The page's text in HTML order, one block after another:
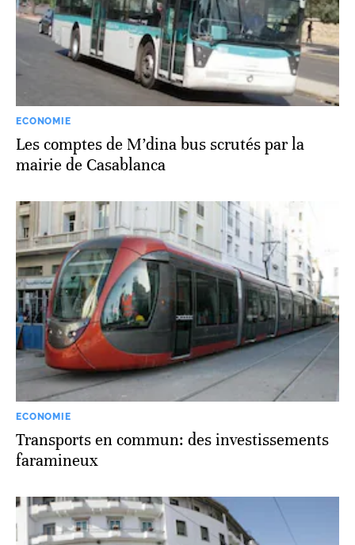
ECONOMIE
Les comptes de M’dina bus scrutés par la
mairie de Casablanca
ECONOMIE
Transports en commun: des investissements
faramineux